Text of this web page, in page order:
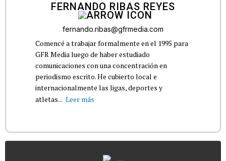
FERNANDO RIBAS REYES
fernando.ribas@gfrmedia.com
Comencé a trabajar formalmente en el 1995 para
GFR Media luego de haber estudiado
comunicaciones con una concentración en
periodismo escrito. He cubierto local e
internacionalmente las ligas, deportes y
atletas... Leer más
...